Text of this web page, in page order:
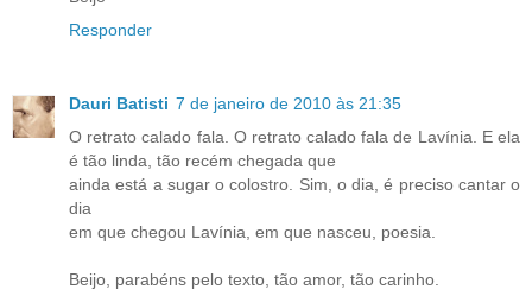
Responder
Dauri Batisti 7 de janeiro de 2010 às 21:35
O retrato calado fala. O retrato calado fala de Lavínia. E ela
é tão linda, tão recém chegada que
ainda está a sugar o colostro. Sim, o dia, é preciso cantar o
dia
em que chegou Lavínia, em que nasceu, poesia.
Beijo, parabéns pelo texto, tão amor, tão carinho.